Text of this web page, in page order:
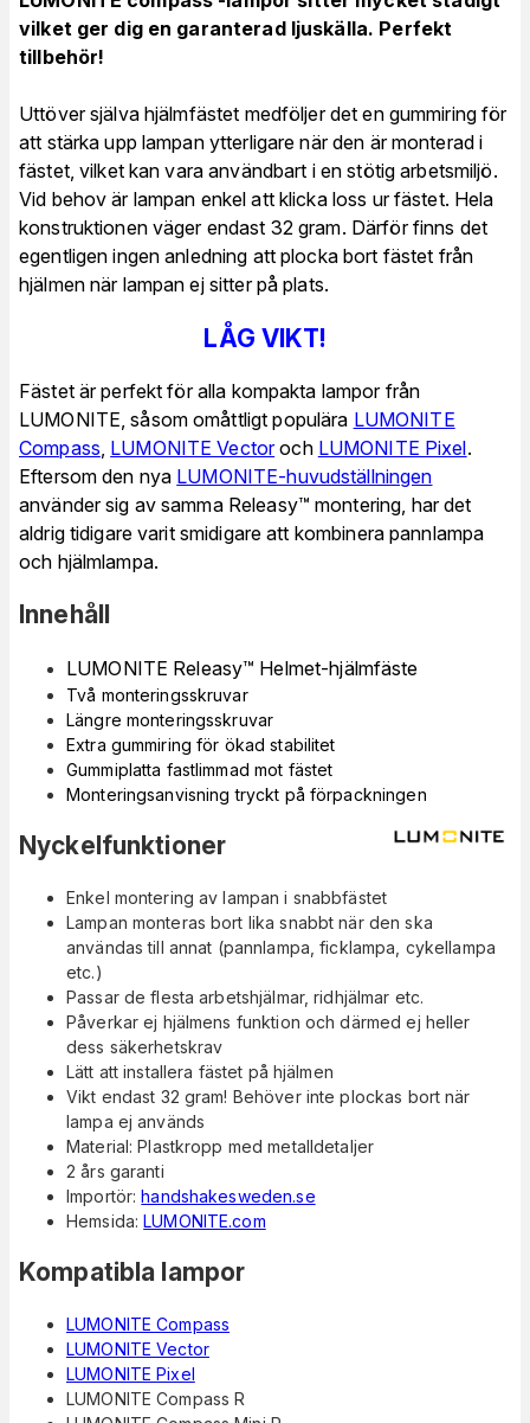
vilket ger dig en garanterad ljuskälla. Perfekt
tillbehör!
Uttöver själva hjälmfästet medföljer det en gummiring för
att stärka upp lampan ytterligare när den är monterad i
fästet, vilket kan vara användbart i en stötig arbetsmiljö.
Vid behov är lampan enkel att klicka loss ur fästet. Hela
konstruktionen väger endast 32 gram. Därför finns det
egentligen ingen anledning att plocka bort fästet från
hjälmen när lampan ej sitter på plats.
LÅG VIKT!
Fästet är perfekt för alla kompakta lampor från
LUMONITE, såsom omåttligt populära LUMONITE
Compass, LUMONITE Vectoroch LUMONITE Pixel.
Eftersom den nya LUMONITE-huvudställningen
använder sig av samma Releasy™ montering, har det
aldrig tidigare varit smidigare att kombinera pannlampa
och hjälmlampa.
Innehåll
LUMONITE Releasy™ Helmet-hjälmfäste
Två monteringsskruvar
Längre monteringsskruvar
Extra gummiring för ökad stabilitet
Gummiplatta fastlimmad mot fästet
Monteringsanvisning tryckt på förpackningen
Nyckelfunktioner
Enkel montering av lampan i snabbfästet
Lampan monteras bort lika snabbt när den ska
användas till annat (pannlampa, ficklampa, cykellampa
etc.)
Passar de flesta arbetshjälmar, ridhjälmar etc.
Påverkar ej hjälmens funktion och därmed ej heller
dess säkerhetskrav
Lätt att installera fästet på hjälmen
Vikt endast 32 gram! Behöver inte plockas bort när
lampa ej används
Material: Plastkropp med metalldetaljer
2 års garanti
Importör:handshakesweden.se
Hemsida:LUMONITE.com
Kompatibla lampor
LUMONITE Compass
LUMONITE Vector
LUMONITE Pixel
LUMONITE Compass R